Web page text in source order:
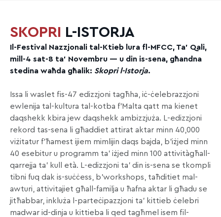
SKOPRI L-ISTORJA
Il-Festival Nazzjonali tal-Ktieb lura fl-MFCC, Ta’ Qali,
mill-4 sat-8 ta’ Novembru — u din is-sena, għandna
stedina waħda għalik: Skopri l-Istorja.
Issa li waslet fis-47 edizzjoni tagħha, iċ-ċelebrazzjoni
ewlenija tal-kultura tal-kotba f’Malta qatt ma kienet
daqshekk kbira jew daqshekk ambizzjuża. L-edizzjoni
rekord tas-sena li għaddiet attirat aktar minn 40,000
viżitatur f’ħamest ijiem mimlijin daqs bajda, b’iżjed minn
40 esebitur u programm ta’ iżjed minn 100 attivitàgħall-
qarrejja ta’ kull età. L-edizzjoni ta’ din is-sena se tkompli
tibni fuq dak is-suċċess, b’workshops, taħditiet mal-
awturi, attivitajiet għall-familja u ħafna aktar li għadu se
jitħabbar, inkluża l-parteċipazzjoni ta’ kittieb ċelebri
madwar id-dinja u kittieba li qed tagħmel isem fil-